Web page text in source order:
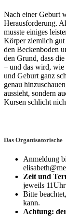
Nach einer Geburt
Herausforderung.
musste einiges
Körper ziemlich
den Beckenboden
den Grund, dass
– und das wird, wie
und Geburt ganz
genau
aussieht, sondern
Kursen schlicht
Das Organisatorische
Anmeldung
Zeit und
jeweils 11Uhr
Bitte
kann.
Achtung: